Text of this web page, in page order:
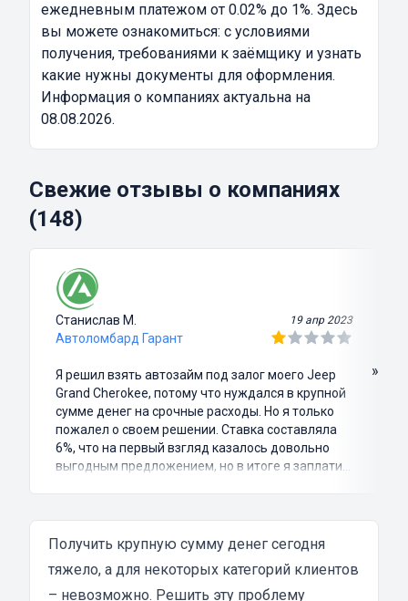
ежедневным платежом от 0.02% до 1%. Здесь
вы можете ознакомиться: с условиями
получения, требованиями к заёмщику и узнать
какие нужны документы для оформления.
Информация о компаниях актуальна на
08.08.2026.
Свежие отзывы о компаниях
(148)
Станислав М. 19 апр 2023
Автоломбард Гарант
Я решил взять автозайм под залог моего Jeep
Grand Cherokee, потому что нуждался в крупной
сумме денег на срочные расходы. Но я только
пожалел о своем решении. Ставка составляла
6%, что на первый взгляд казалось довольно
выгодным предложением, но в итоге я заплатил
затянутым и занял много времени и усилий.
Никакого профессионализма и
Разочарование и раздражение - это все, что я
испытал в результате этого кредита...
»
Получить крупную сумму денег сегодня
тяжело, а для некоторых категорий клиентов
– невозможно. Решить эту проблему